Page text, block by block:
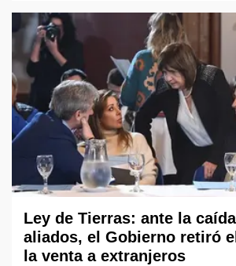
Ley de Tierras: ante la
aliados, el Gobierno retiró
la venta a extranjeros